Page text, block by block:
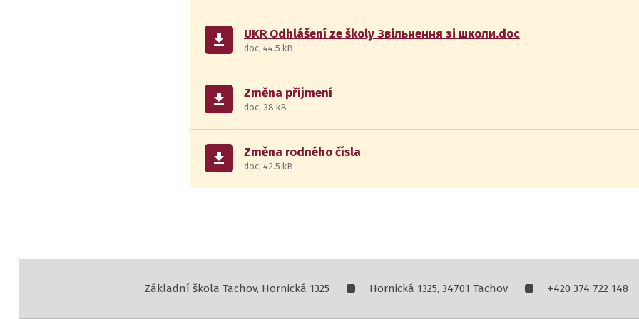
get_app UKR Оdhlášení ze školy Звільнення зі школи.doc
doc, 44.5 kB
get_app Změna příjmení
doc, 38 kB
get_app Změna rodného čísla
doc, 42.5 kB
Základní škola Tachov, Hornická 1325 Hornická 1325, 34701 Tachov +420 374 722 148